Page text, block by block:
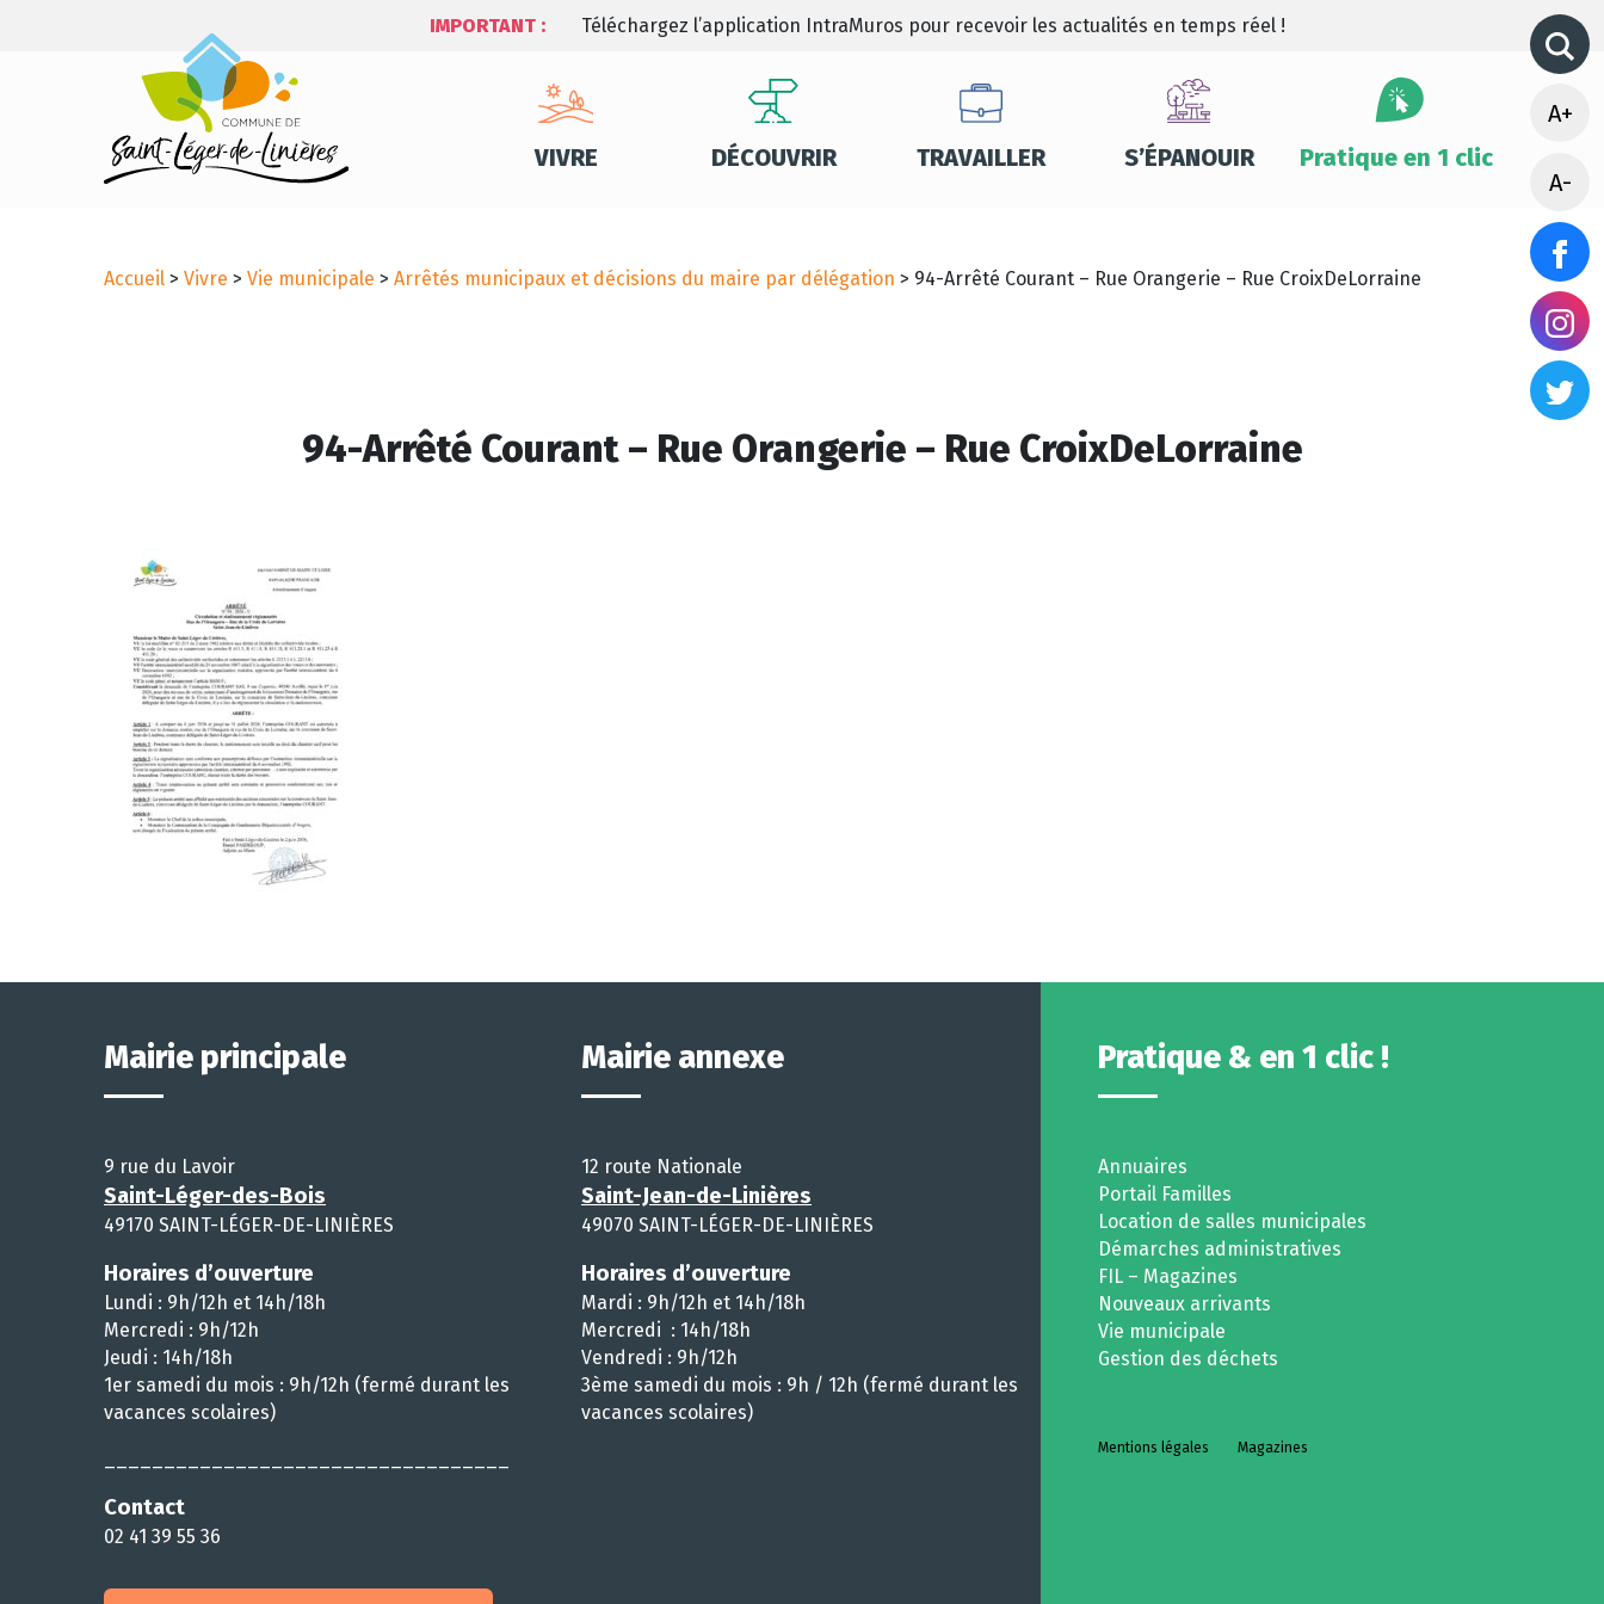
IMPORTANT : Téléchargez l’application IntraMuros pour recevoir les actualités en temps réel !
VIVRE DÉCOUVRIR TRAVAILLER S’ÉPANOUIR Pratique en 1 clic
A+
A-
Accueil > Vivre > Vie municipale > Arrêtés municipaux et décisions du maire par délégation > 94-Arrêté Courant – Rue Orangerie – Rue CroixDeLorraine
94-Arrêté Courant – Rue Orangerie – Rue CroixDeLorraine
Mairie principale
9 rue du Lavoir
Saint-Léger-des-Bois
49170 SAINT-LÉGER-DE-LINIÈRES
Horaires d’ouverture
Lundi : 9h/12h et 14h/18h
Mercredi : 9h/12h
Jeudi : 14h/18h
1er samedi du mois : 9h/12h (fermé durant les
vacances scolaires)
Contact
02 41 39 55 36
Mairie annexe
12 route Nationale
Saint-Jean-de-Linières
49070 SAINT-LÉGER-DE-LINIÈRES
Horaires d’ouverture
Mardi : 9h/12h et 14h/18h
Mercredi : 14h/18h
Vendredi : 9h/12h
3ème samedi du mois : 9h / 12h (fermé durant les
vacances scolaires)
Pratique & en 1 clic !
Annuaires
Portail Familles
Location de salles municipales
Démarches administratives
FIL – Magazines
Nouveaux arrivants
Vie municipale
Gestion des déchets
Mentions légales Magazines